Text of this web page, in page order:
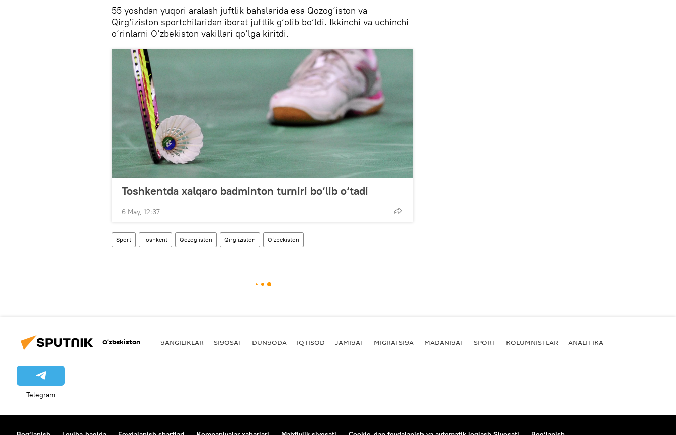
55 yoshdan yuqori aralash juftlik bahslarida esa Qozog‘iston va
Qirg‘iziston sportchilaridan iborat juftlik g‘olib bo‘ldi. Ikkinchi va uchinchi
o‘rinlarni O‘zbekiston vakillari qo‘lga kiritdi.
Toshkentda xalqaro badminton turniri bo‘lib o‘tadi
6 May, 12:37
Sport Toshkent Qozog‘iston Qirg‘iziston O‘zbekiston
O‘zbekiston YANGILIKLAR SIYOSAT DUNYODA IQTISOD JAMIYAT MIGRATSIYA MADANIYAT SPORT KOLUMNISTLAR ANALITIKA
Telegram